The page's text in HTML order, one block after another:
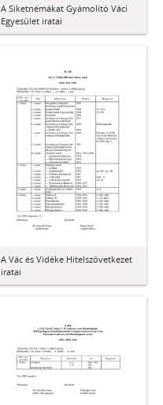
A Siketnémákat Gyámolító Váci
Egyesület iratai
A Vác és Vidéke Hitelszövetkezet
iratai